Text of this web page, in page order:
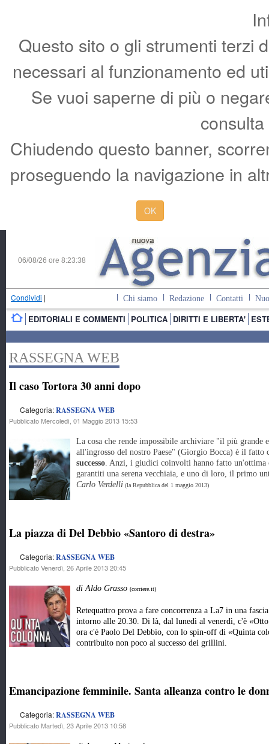
Questo sito o gli strumenti terzi
necessari al funzionamento ed
Se vuoi saperne di più o
Chiudendo questo banner,
proseguendo la navigazione in
OK
06/08/26 ore 8:23:39
Condividi | Chi siamo Redazione Contatti
EDITORIALI E COMMENTI POLITICA DIRITTI E LIBERTA'
RASSEGNA WEB
Il caso Tortora 30 anni dopo
Categoria:RASSEGNA WEB
Pubblicato Mercoledì, 01 Maggio 2013 15:53
La cosa che rende impossibile archiviare "il più grande
all'ingrosso del nostro Paese" (Giorgio Bocca) è il fatto
successo. Anzi, i giudici coinvolti hanno fatto
garantiti una serena vecchiaia, e uno di loro, il primo
Carlo Verdelli (la Repubblica del 1 maggio 2013)
La piazza di Del Debbio «Santoro di destra»
Categoria:RASSEGNA WEB
Pubblicato Venerdì, 26 Aprile 2013 20:45
di Aldo Grasso (corriere.it)
Retequattro prova a fare concorrenza a La7 in una
intorno alle 20.30. Di là, dal lunedì al venerdì, c'è
ora c'è Paolo Del Debbio, con lo spin-off di «Quinta
contribuito non poco al successo dei grillini.
Emancipazione femminile. Santa alleanza contro le
Categoria:RASSEGNA WEB
Pubblicato Martedì, 23 Aprile 2013 10:58